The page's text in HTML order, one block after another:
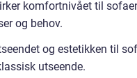
komfortnivået til
og behov.
og estetikken til
utseende.